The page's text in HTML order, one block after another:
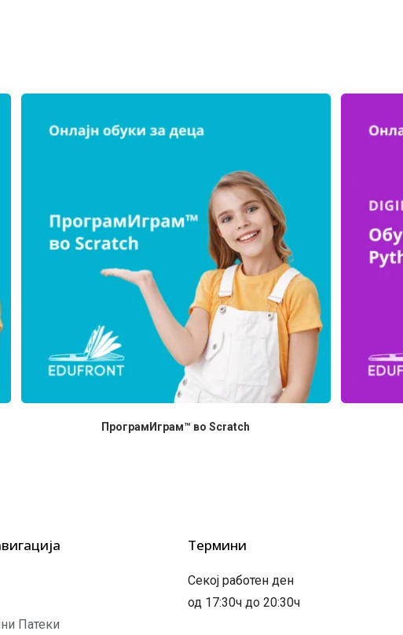
ПрограмИграм™ во Scratch
Патеки
Термини
Секој работен ден
од 17:30ч до 20:30ч